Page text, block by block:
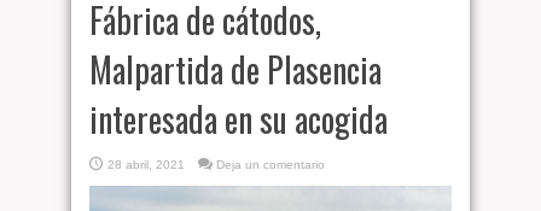
Fábrica de cátodos,
Malpartida de Plasencia
interesada en su acogida
28 abril, 2021 Deja un comentario